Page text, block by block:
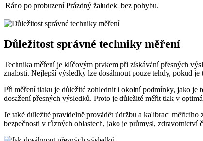
Ráno po probuzení Prázdný žaludek, bez pohybu.
Důležitost správné techniky měření
Technika měření je klíčovým prvkem při získávání přesných
znalosti. Nejlepší výsledky lze dosáhnout pouze tehdy, pokud je
Při měření tlaku je důležité zohlednit i okolní podmínky, jako je
dosažení přesných výsledků. Proto je důležité měřit tlak v
Je také důležité pravidelně provádět údržbu a kalibraci
bezpečnosti v různých oblastech, jako je průmysl, zdravotnictví